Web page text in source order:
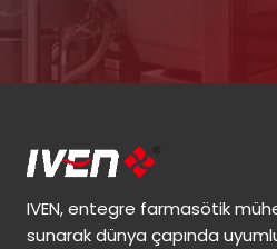
IVEN, entegre farmasötik
sunarak dünya çapında